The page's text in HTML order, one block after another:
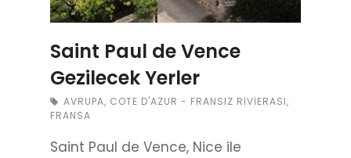
Saint Paul de Vence
Gezilecek Yerler
AVRUPA, COTE D'AZUR - FRANSIZ RIVIERASI,
FRANSA
Saint Paul de Vence, Nice ile